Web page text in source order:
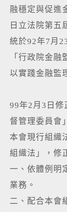
融穩定與促進
日立法院第五
統於92年7月
「行政院金
以實踐金融監
99年2月3日修
督管理委員會
本會現行組織
組織法」，修
一、依體例明
業務。
二、配合本會